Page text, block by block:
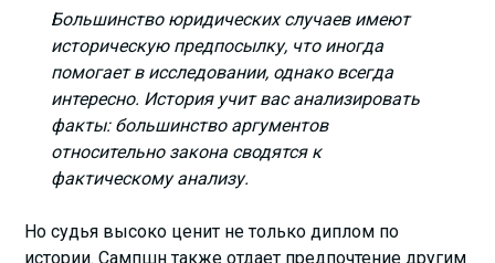
Большинство юридических случаев имеют
историческую предпосылку, что иногда
помогает в исследовании, однако всегда
интересно. История учит вас анализировать
факты: большинство аргументов
относительно закона сводятся к
фактическому анализу.
Но судья высоко ценит не только диплом по
истории. Сампшн также отдает предпочтение другим